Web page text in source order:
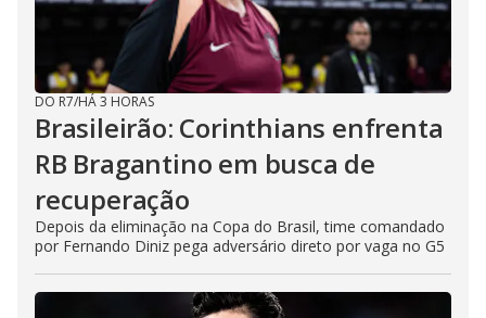
DO R7/HÁ 3 HORAS
Brasileirão: Corinthians enfrenta
RB Bragantino em busca de
recuperação
Depois da eliminação na Copa do Brasil, time comandado
por Fernando Diniz pega adversário direto por vaga no G5